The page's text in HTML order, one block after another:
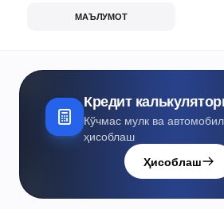
МАЪЛУМОТ
Кредит
Кўчмас мулк ва
ҳисоблаш
Ҳисоблаш